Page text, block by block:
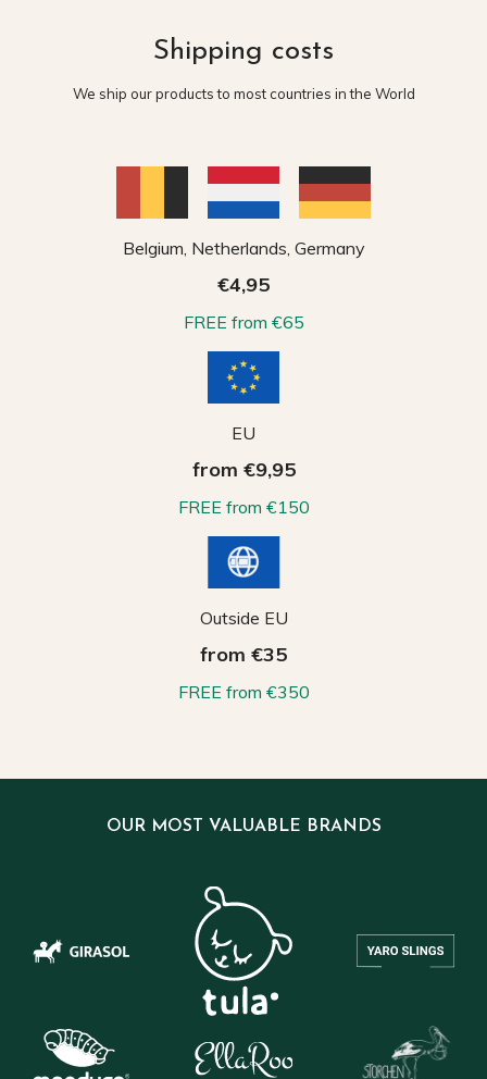
Shipping costs
We ship our products to most countries in the World
Belgium, Netherlands, Germany
€4,95
FREE from €65
EU
from €9,95
FREE from €150
Outside EU
from €35
FREE from €350
OUR MOST VALUABLE BRANDS